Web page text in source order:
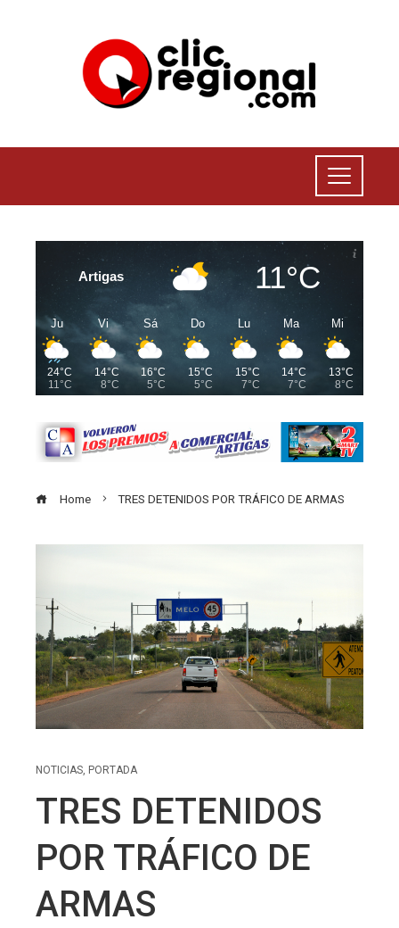
Artigas 11°C
Ju
24°C
11°C
Vi
14°C
8°C
Sá
16°C
5°C
Do
15°C
5°C
Lu
15°C
7°C
Ma
14°C
7°C
Mi
13°C
8°C
Home TRES DETENIDOS POR TRÁFICO DE ARMAS
NOTICIAS, PORTADA
TRES DETENIDOS
POR TRÁFICO DE
ARMAS